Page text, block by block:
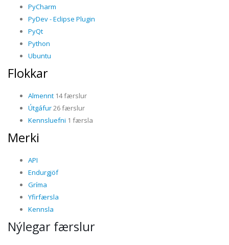
PyCharm
PyDev - Eclipse Plugin
PyQt
Python
Ubuntu
Flokkar
Almennt 14 færslur
Útgáfur26 færslur
Kennsluefni 1 færsla
Merki
API
Endurgjöf
Gríma
Yfirfærsla
Kennsla
Nýlegar færslur